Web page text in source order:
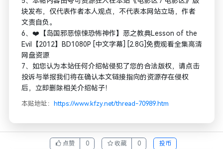
块发布，仅代表作者本人观点，不代表本网站立场，作者
文责自负。
6、❤️【岛国邪恶惊悚恐怖神作】恶之教典Lesson of the
Evil【2012】BD1080P [中文字幕] [2.8G]免费观看全集高清
网盘资源
7、如您认为本站任何介绍帖侵犯了您的合法版权，请点击
投诉与举报我们将在确认本文链接指向的资源存在侵权
后，立即删除相关介绍帖子！
本贴地址： https://www.kfzy.net/thread-70989.htm
点赞 0 收藏 0 投币